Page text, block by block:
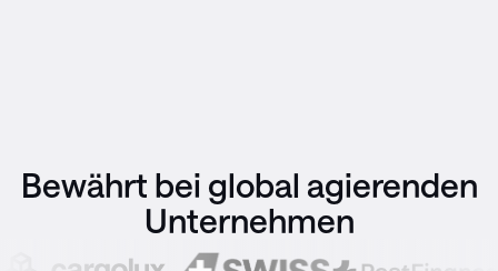
Bewährt bei global agierenden
Unternehmen